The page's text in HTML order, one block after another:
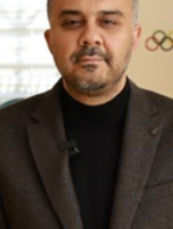
KURSU